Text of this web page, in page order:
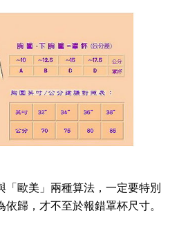
「歐美」兩種算法，一定要特別
歸，才不至於報錯罩杯尺寸。